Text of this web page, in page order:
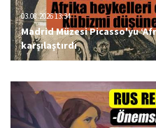
03.08.2026 13:34
Madrid Müzesi Picasso'yu
karşılaştırdı